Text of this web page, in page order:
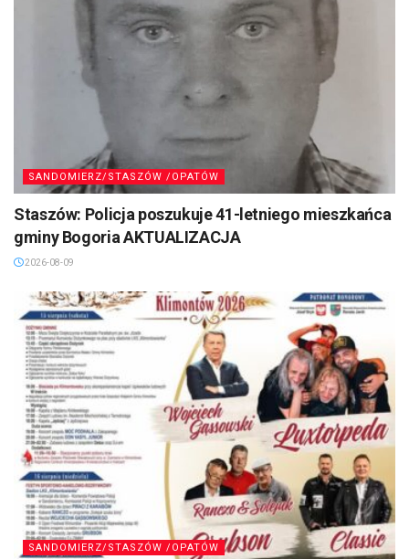
SANDOMIERZ/STASZÓW /OPATÓW
Staszów: Policja poszukuje 41-letniego mieszkańca
gminy Bogoria AKTUALIZACJA
2026-08-09
SANDOMIERZ/STASZÓW /OPATÓW